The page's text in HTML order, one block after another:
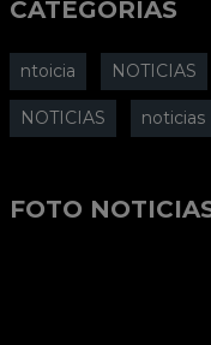
CATEGORIAS
ntoicia NOTICIAS
NOTICIAS noticias
FOTO